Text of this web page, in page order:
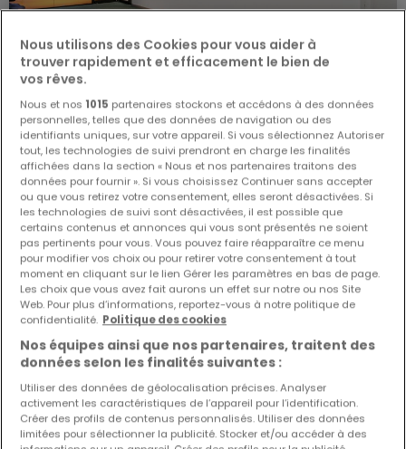
Bureau 1 pièce à louer àLuxembourg-Gasperich -
Cloche d'or
2 550 €
27 m² 1 1
EXCLUSIVITÉ ATHOME
Nous utilisons des Cookies pour vous aider à
trouver rapidement et efficacement le bien de
vos rêves.
Nous et nos 1015 partenaires stockons et accédons à des données
personnelles, telles que des données de navigation ou des
identifiants uniques, sur votre appareil. Si vous sélectionnez Autoriser
tout, les technologies de suivi prendront en charge les finalités
affichées dans la section « Nous et nos partenaires traitons des
données pour fournir ». Si vous choisissez Continuer sans accepter
ou que vous retirez votre consentement, elles seront désactivées. Si
les technologies de suivi sont désactivées, il est possible que
certains contenus et annonces qui vous sont présentés ne soient
pas pertinents pour vous. Vous pouvez faire réapparaître ce menu
pour modifier vos choix ou pour retirer votre consentement à tout
moment en cliquant sur le lien Gérer les paramètres en bas de page.
Les choix que vous avez fait aurons un effet sur notre ou nos Site
Web. Pour plus d’informations, reportez-vous à notre politique de
confidentialité. Politique des cookies
Nos équipes ainsi que nos partenaires, traitent des
données selon les finalités suivantes :
Utiliser des données de géolocalisation précises. Analyser
activement les caractéristiques de l’appareil pour l’identification.
Créer des profils de contenus personnalisés. Utiliser des données
limitées pour sélectionner la publicité. Stocker et/ou accéder à des